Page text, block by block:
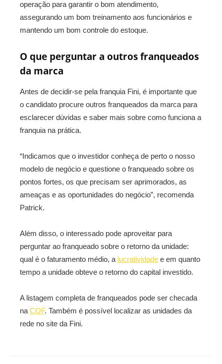
operação para garantir o bom atendimento,
assegurando um bom treinamento aos funcionários e
mantendo um bom controle do estoque.
O que perguntar a outros franqueados
da marca
Antes de decidir-se pela franquia Fini, é importante que
o candidato procure outros franqueados da marca para
esclarecer dúvidas e saber mais sobre como funciona a
franquia na prática.
“Indicamos que o investidor conheça de perto o nosso
modelo de negócio e questione o franqueado sobre os
pontos fortes, os que precisam ser aprimorados, as
ameaças e as oportunidades do negócio”, recomenda
Patrick.
Além disso, o interessado pode aproveitar para
perguntar ao franqueado sobre o retorno da unidade:
qual é o faturamento médio, a lucratividade e em quanto
tempo a unidade obteve o retorno do capital investido.
A listagem completa de franqueados pode ser checada
na COF. Também é possível localizar as unidades da
rede no site da Fini.